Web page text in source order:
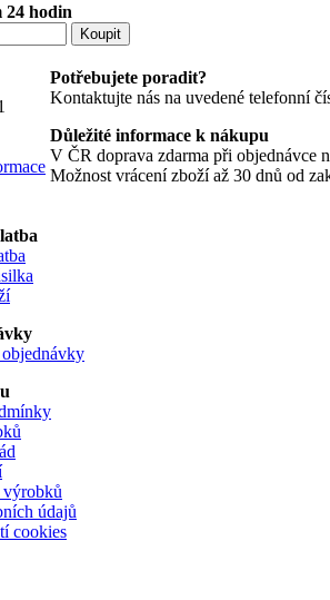
24 hodin
Koupit
Potřebujete poradit?
Kontaktujte nás na uvedené telefonní
Důležité informace k nákupu
V ČR doprava zdarma při objednávce
Možnost vrácení zboží až 30 dnů od
výrobků
údajů
cookies